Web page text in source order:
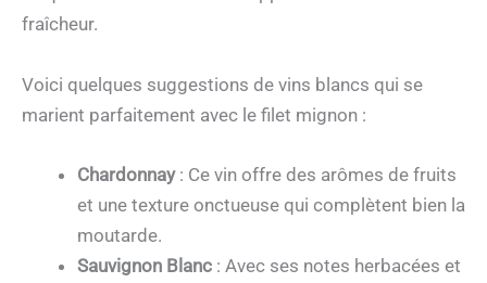
fraîcheur.
Voici quelques suggestions de vins blancs qui se
marient parfaitement avec le filet mignon :
Chardonnay: Ce vin offre des arômes de fruits
et une texture onctueuse qui complètent bien la
moutarde.
Sauvignon Blanc : Avec ses notes herbacées et